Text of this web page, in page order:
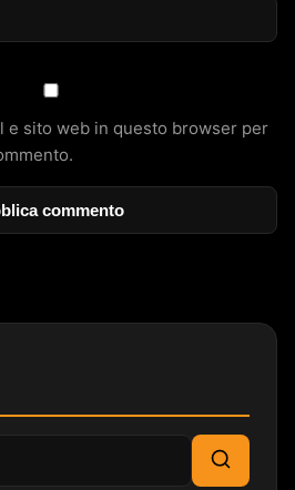
e sito web in questo browser per
Cerca